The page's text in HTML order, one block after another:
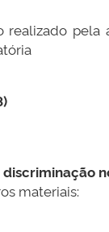
realizado
materiais: